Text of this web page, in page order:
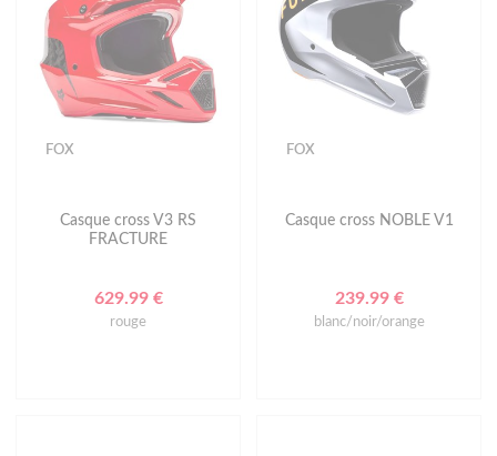
FOX
Casque cross V3 RS
FRACTURE
629.99 €
rouge
FOX
Casque cross NOBLE V1
239.99 €
blanc/noir/orange